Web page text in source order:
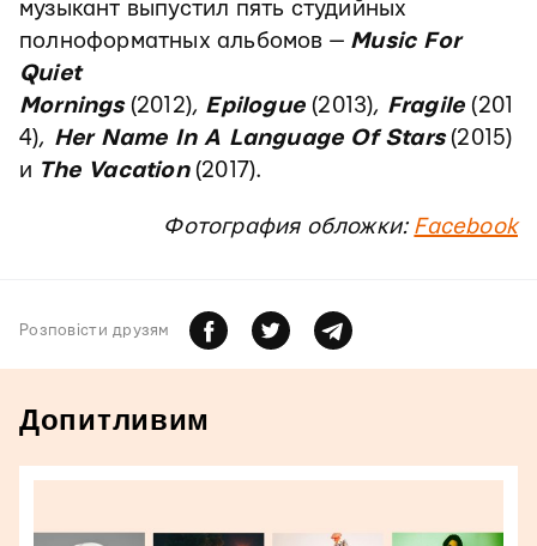
музыкант выпустил пять студийных
полноформатных альбомов — Music For
Quiet
Mornings(2012), Epilogue(2013), Fragile(201
4), Her Name In A Language Of Stars(2015)
и The Vacation(2017).
Фотография обложки: Facebook
Розповiсти друзям
Допитливим